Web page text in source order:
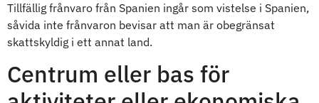
Tillfällig frånvaro från Spanien ingår som vistelse i Spanien,
såvida inte frånvaron bevisar att man är obegränsat
skattskyldig i ett annat land.
Centrum eller bas för